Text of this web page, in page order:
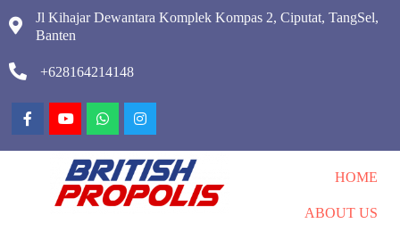
Jl Kihajar Dewantara Komplek Kompas 2, Ciputat, TangSel,
Banten
+628164214148
HOME
ABOUT US